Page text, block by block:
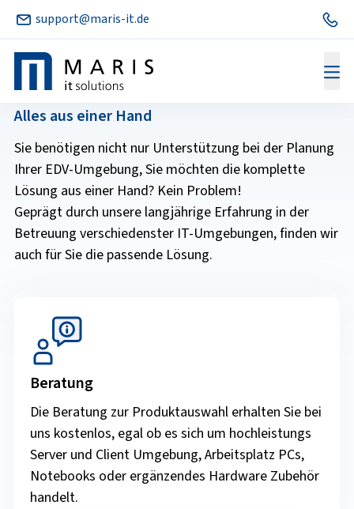
support@maris-it.de
Hardware
Alles aus einer Hand
Sie benötigen nicht nur Unterstützung bei der Planung
Ihrer EDV-Umgebung, Sie möchten die komplette
Lösung aus einer Hand? Kein Problem!
Geprägt durch unsere langjährige Erfahrung in der
Betreuung verschiedenster IT-Umgebungen, finden wir
auch für Sie die passende Lösung.
Beratung
Die Beratung zur Produktauswahl erhalten Sie bei
uns kostenlos, egal ob es sich um hochleistungs
Server und Client Umgebung, Arbeitsplatz PCs,
Notebooks oder ergänzendes Hardware Zubehör
handelt.